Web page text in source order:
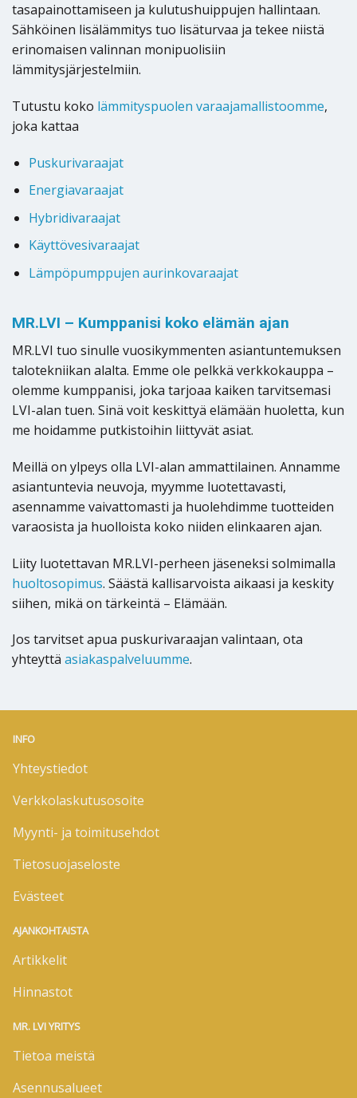
tasapainottamiseen ja kulutushuippujen hallintaan.
Sähköinen lisälämmitys tuo lisäturvaa ja tekee niistä
erinomaisen valinnan monipuolisiin
lämmitysjärjestelmiin.
Tutustu koko lämmityspuolen varaajamallistoomme,
joka kattaa
Puskurivaraajat
Energiavaraajat
Hybridivaraajat
Käyttövesivaraajat
Lämpöpumppujen aurinkovaraajat
MR.LVI – Kumppanisi koko elämän ajan
MR.LVI tuo sinulle vuosikymmenten asiantuntemuksen
talotekniikan alalta. Emme ole pelkkä verkkokauppa –
olemme kumppanisi, joka tarjoaa kaiken tarvitsemasi
LVI-alan tuen. Sinä voit keskittyä elämään huoletta, kun
me hoidamme putkistoihin liittyvät asiat.
Meillä on ylpeys olla LVI-alan ammattilainen. Annamme
asiantuntevia neuvoja, myymme luotettavasti,
asennamme vaivattomasti ja huolehdimme tuotteiden
varaosista ja huolloista koko niiden elinkaaren ajan.
Liity luotettavan MR.LVI-perheen jäseneksi solmimalla
huoltosopimus. Säästä kallisarvoista aikaasi ja keskity
siihen, mikä on tärkeintä – Elämään.
Jos tarvitset apua puskurivaraajan valintaan, ota
yhteyttä asiakaspalveluumme.
INFO
Yhteystiedot
Verkkolaskutusosoite
Myynti- ja toimitusehdot
Tietosuojaseloste
Evästeet
AJANKOHTAISTA
Artikkelit
Hinnastot
MR. LVI YRITYS
Tietoa meistä
Asennusalueet